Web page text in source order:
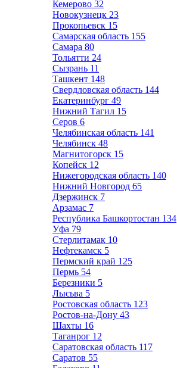
Кемерово 32
Новокузнецк 23
Прокопьевск 15
Самарская область 155
Самара 80
Тольятти 24
Сызрань 11
Ташкент 148
Свердловская область 144
Екатеринбург 49
Нижний Тагил 15
Серов 6
Челябинская область 141
Челябинск 48
Магнитогорск 15
Копейск 12
Нижегородская область 140
Нижний Новгород 65
Дзержинск 7
Арзамас 7
Республика Башкортостан 134
Уфа 79
Стерлитамак 10
Нефтекамск 5
Пермский край 125
Пермь 54
Березники 5
Лысьва 5
Ростовская область 123
Ростов-на-Дону 43
Шахты 16
Таганрог 12
Саратовская область 117
Саратов 55